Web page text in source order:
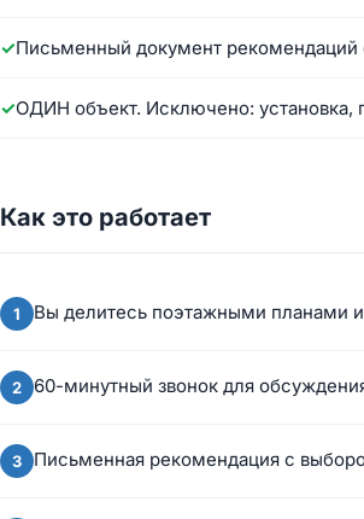
Письменный документ
ОДИН объект. Исключено: установка,
Как это работает
Вы делитесь поэтажными планами
60-минутный звонок для
Письменная рекомендация с